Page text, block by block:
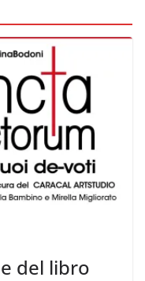
del libro